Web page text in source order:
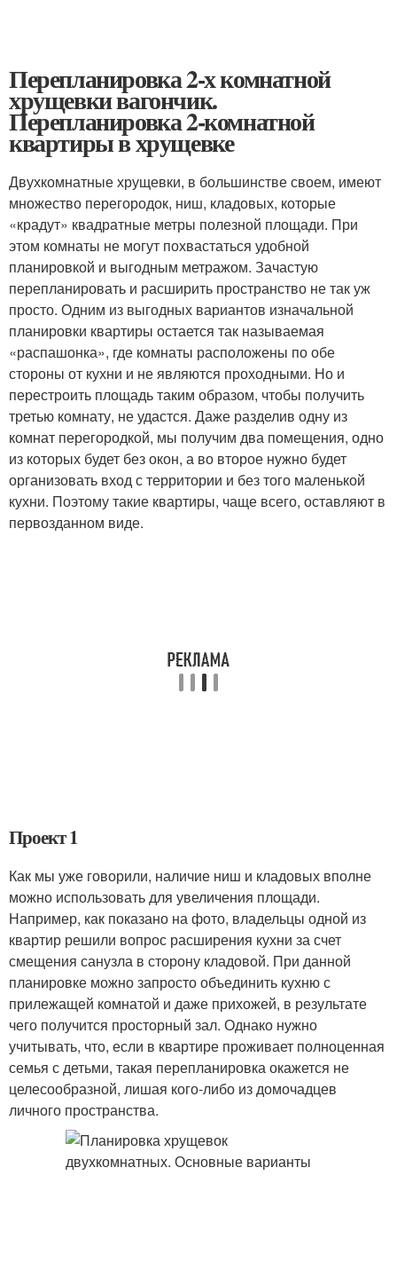
Перепланировка 2-х комнатной
хрущевки вагончик.
Перепланировка 2-комнатной
квартиры в хрущевке
Двухкомнатные хрущевки, в большинстве своем, имеют
множество перегородок, ниш, кладовых, которые
«крадут» квадратные метры полезной площади. При
этом комнаты не могут похвастаться удобной
планировкой и выгодным метражом. Зачастую
перепланировать и расширить пространство не так уж
просто. Одним из выгодных вариантов изначальной
планировки квартиры остается так называемая
«распашонка», где комнаты расположены по обе
стороны от кухни и не являются проходными. Но и
перестроить площадь таким образом, чтобы получить
третью комнату, не удастся. Даже разделив одну из
комнат перегородкой, мы получим два помещения, одно
из которых будет без окон, а во второе нужно будет
организовать вход с территории и без того маленькой
кухни. Поэтому такие квартиры, чаще всего, оставляют в
первозданном виде.
Проект 1
Как мы уже говорили, наличие ниш и кладовых вполне
можно использовать для увеличения площади.
Например, как показано на фото, владельцы одной из
квартир решили вопрос расширения кухни за счет
смещения санузла в сторону кладовой. При данной
планировке можно запросто объединить кухню с
прилежащей комнатой и даже прихожей, в результате
чего получится просторный зал. Однако нужно
учитывать, что, если в квартире проживает полноценная
семья с детьми, такая перепланировка окажется не
целесообразной, лишая кого-либо из домочадцев
личного пространства.